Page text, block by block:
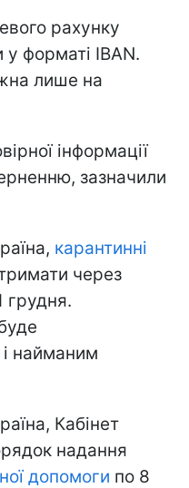
рахунку
у форматі IBAN.
лише на
інформації
зазначили
карантинні
через
грудня.
найманим
Кабінет
надання
допомоги по 8